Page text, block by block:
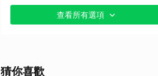
其他（歡迎貼文分享）
查看所有選項
猜你喜歡